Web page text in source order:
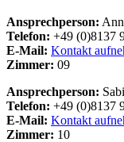
Ansprechperson:
Telefon: +49 (0)8137
E-Mail: Kontakt
Zimmer: 09
Ansprechperson:
Telefon: +49 (0)8137
E-Mail: Kontakt
Zimmer: 10